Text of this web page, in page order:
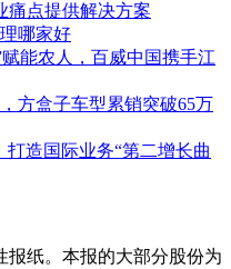
痛点提供解决方案
哪家好
能农人，百威中国携手江
方盒子车型累销突破65万
打造国际业务“第二增长曲
报纸。本报的大部分股份为